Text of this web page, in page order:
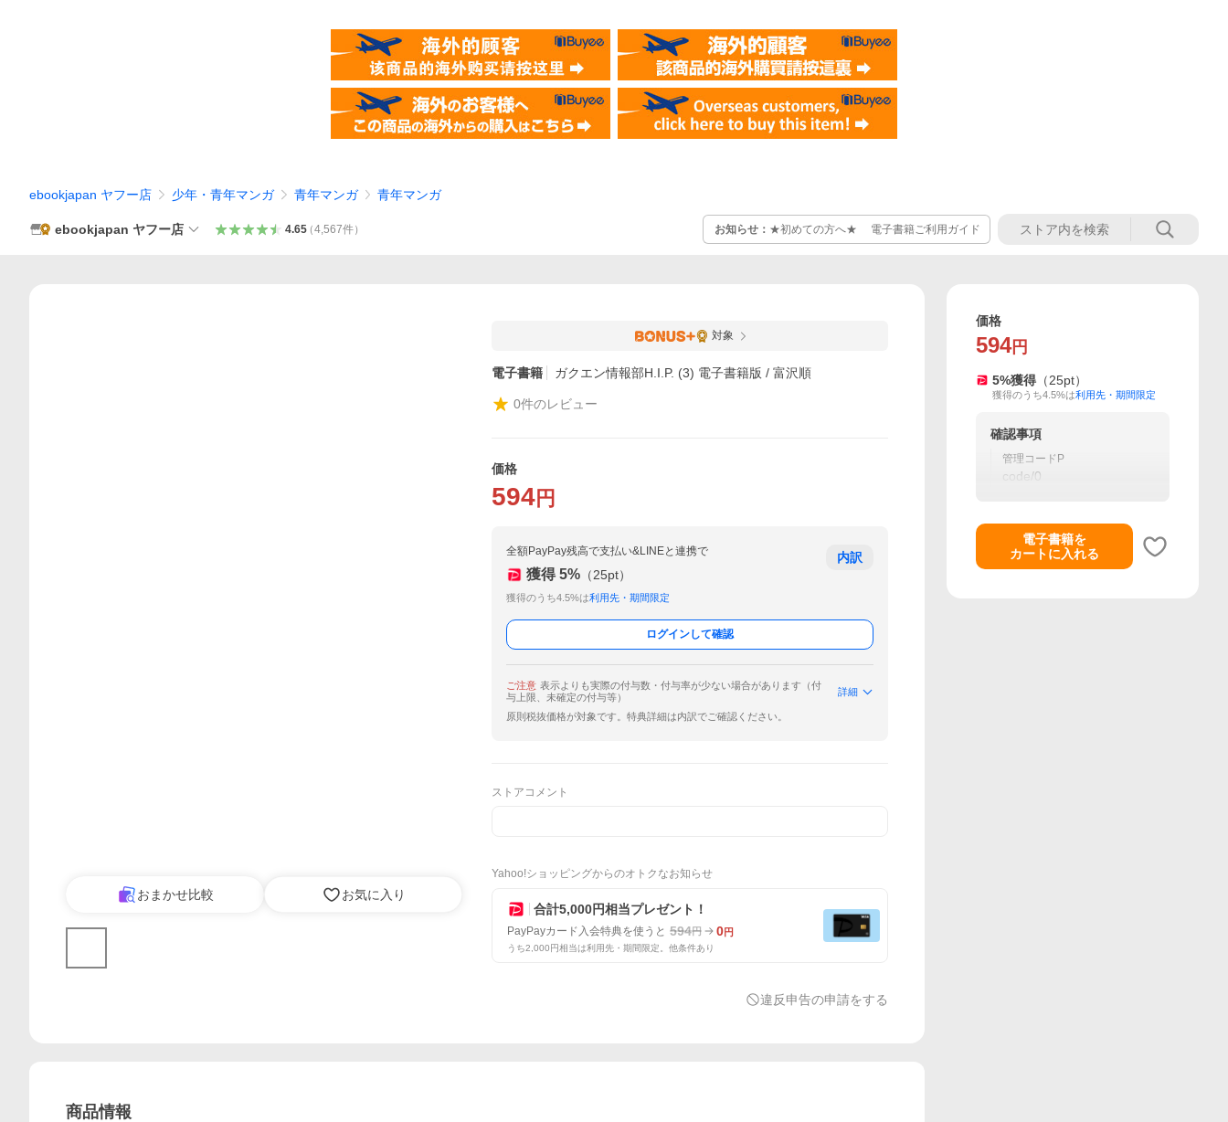
ebookjapan ヤフー店 少年・青年マンガ 青年マンガ 青年マンガ
ebookjapan ヤフー店 4.65（4,567件） お知らせ： ★初めての方へ★ 電子書籍ご利用ガイド
おまかせ比較 お気に入り
対象
電子書籍 ガクエン情報部H.I.P. (3) 電子書籍版 / 富沢順
0件のレビュー
価格
594円
全額PayPay残高で支払い&LINEと連携で
獲得 5% （25pt）
獲得のうち4.5%は利用先・期間限定
内訳
ログインして確認
ご注意 表示よりも実際の付与数・付与率が少ない場合があります（付
与上限、未確定の付与等）
詳細
原則税抜価格が対象です。特典詳細は内訳でご確認ください。
ストアコメント
Yahoo!ショッピングからのオトクなお知らせ
合計5,000円相当プレゼント！
PayPayカード入会特典を使うと 594円 0円
うち2,000円相当は利用先・期間限定。他条件あり
違反申告の申請をする
商品情報
価格
594円
5%獲得 （25pt）
獲得のうち4.5%は利用先・期間限定
確認事項
管理コードP
code/0
電子書籍を
カートに入れる